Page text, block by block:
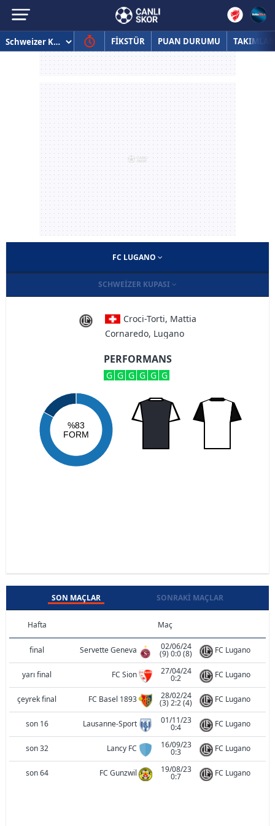
FİKSTÜR PUAN DURUMU TAKIMLAR
FC LUGANO
SCHWEIZER KUPASI
Croci-Torti, Mattia
Cornaredo, Lugano
PERFORMANS
G G G G G G
%83
FORM
SON MAÇLAR SONRAKI MAÇLAR
Hafta Maç
final Servette Geneva 02/06/24
(9) 0:0 (8) FC Lugano
yarı final FC Sion 27/04/24
0:2 FC Lugano
çeyrek final FC Basel 1893 28/02/24
(3) 2:2 (4) FC Lugano
son 16 Lausanne-Sport 01/11/23
0:4 FC Lugano
son 32 Lancy FC 16/09/23
0:3 FC Lugano
son 64 FC Gunzwil 19/08/23
0:7 FC Lugano